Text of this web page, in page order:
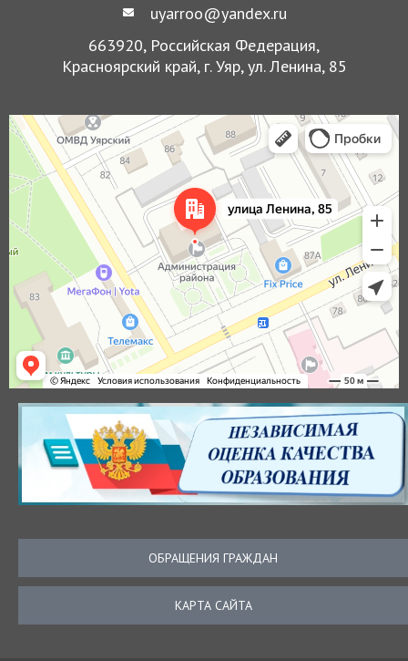
uyarroo@yandex.ru
663920, Российская Федерация,
Красноярский край, г. Уяр, ул. Ленина, 85
Уяр
Улица Ленина, 85 — Яндекс Карты
ОБРАЩЕНИЯ ГРАЖДАН
КАРТА САЙТА